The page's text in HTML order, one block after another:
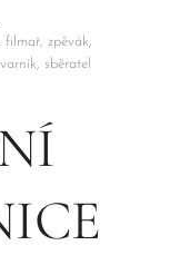
filmař, zpěvák,
sběratel